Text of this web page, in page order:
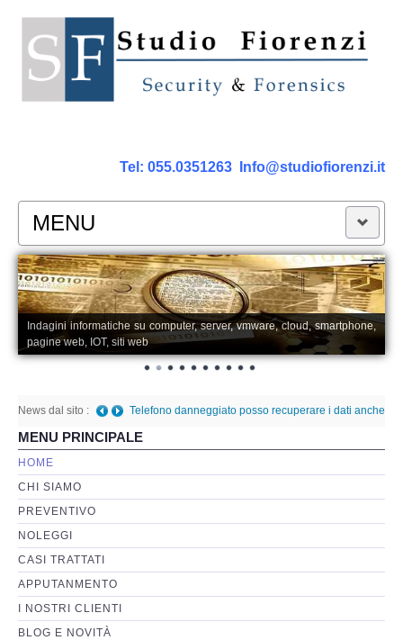
Tel: 055.0351263 Info@studiofiorenzi.it
MENU
PERIZIE
Perizia Computer
Perizia Smartphone Tablet,Cell.
Perizia Rete dati
Perizia Basi di Dati
Perizia Immagini e Video
Perzia su Software/Programmi
Perizia Fonica e Trascrizioni
Perizia su Social Network
Indagini informatiche su computer, server, vmware, cloud, smartphone,
pagine web, IOT, siti web
News dal sito : Telefono danneggiato posso recuperare i dati anche
a fini giudiziari?
MENU PRINCIPALE
HOME
CHI SIAMO
PREVENTIVO
NOLEGGI
CASI TRATTATI
APPUTANMENTO
I NOSTRI CLIENTI
BLOG E NOVITÀ